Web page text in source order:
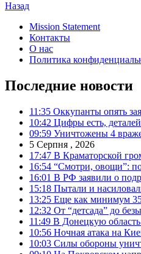
Назад
Mission Statement
Контакты
О нас
Политика
Последние новости
11:35 Оккупанты опять
10:42 Цифры есть,
09:59 Уничтожены 4
5 Серпня , 2026
17:47 В Краматорской
16:54 “Смотри, овощи”:
16:01 В РФ заявили о
15:18 Пытали и
13:25 Еще как минимум
12:32 От “детсада” до
11:49 В Донецкую
10:56 Ночная атака на
10:03 Силы обороны